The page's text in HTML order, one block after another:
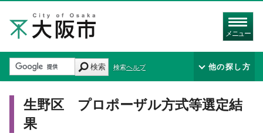
メニュー
検索 検索ヘルプ 他の探し方
生野区 プロポーザル方式等選定結
果